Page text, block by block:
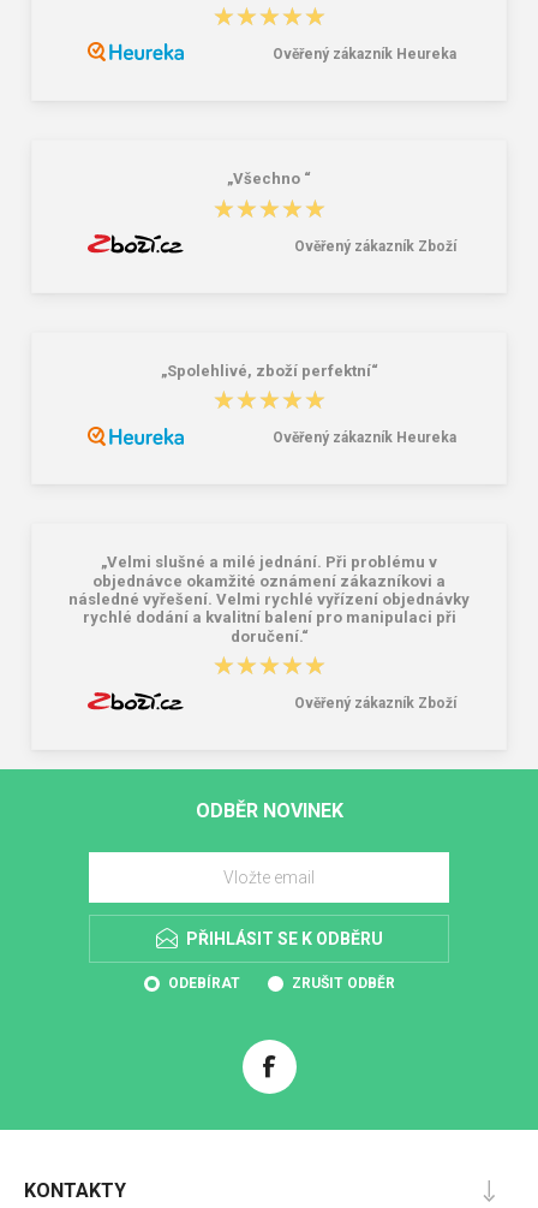
★★★★★
★★★★★
Ověřený zákazník Heureka
„Všechno “
★★★★★
★★★★★
Ověřený zákazník Zboží
„Spolehlivé, zboží perfektní“
★★★★★
★★★★★
Ověřený zákazník Heureka
„Velmi slušné a milé jednání. Při problému v
objednávce okamžité oznámení zákazníkovi a
následné vyřešení. Velmi rychlé vyřízení objednávky
rychlé dodání a kvalitní balení pro manipulaci při
doručení.“
★★★★★
★★★★★
Ověřený zákazník Zboží
ODBĚR NOVINEK
PŘIHLÁSIT SE K ODBĚRU
ODEBÍRAT ZRUŠIT ODBĚR
KONTAKTY